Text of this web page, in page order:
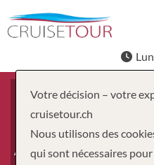
À partir du
Adultes
Votre décision – votre
cruisetour.ch
Nous utilisons des
qui sont nécessaires